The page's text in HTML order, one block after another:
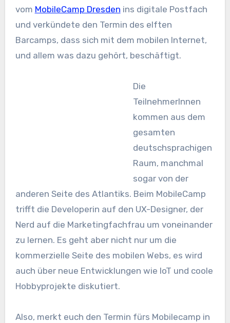
vom MobileCamp Dresden ins digitale Postfach
und verkündete den Termin des elften
Barcamps, dass sich mit dem mobilen Internet,
und allem was dazu gehört, beschäftigt.
Die
TeilnehmerInnen
kommen aus dem
gesamten
deutschsprachigen
Raum, manchmal
sogar von der
anderen Seite des Atlantiks. Beim MobileCamp
trifft die Developerin auf den UX-Designer, der
Nerd auf die Marketingfachfrau um voneinander
zu lernen. Es geht aber nicht nur um die
kommerzielle Seite des mobilen Webs, es wird
auch über neue Entwicklungen wie IoT und coole
Hobbyprojekte diskutiert.
Also, merkt euch den Termin fürs Mobilecamp in